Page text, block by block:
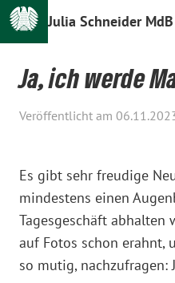
Julia Schneider MdB
Ja, ich werde
Veröffentlicht am
Es gibt sehr freudige
mindestens einen
Tagesgeschäft abhalten
auf Fotos schon erahnt,
so mutig, nachzufragen: